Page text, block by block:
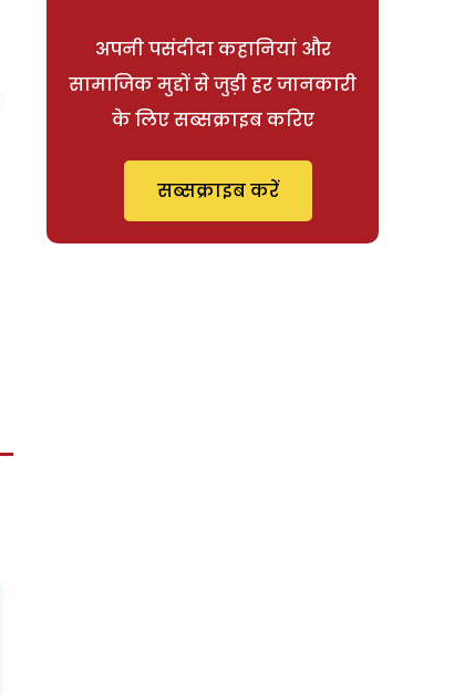
अपनी पसंदीदा कहानियां और
सामाजिक मुद्दों से जुड़ी हर जानकारी
के लिए सब्सक्राइब करिए
सब्सक्राइब करें